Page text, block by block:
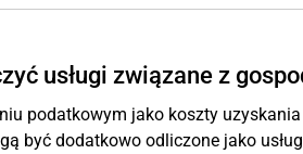
usługi związane z
podatkowym jako koszty
być dodatkowo odliczone jako